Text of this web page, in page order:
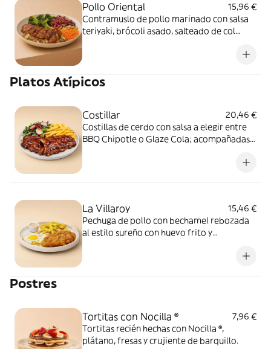
-20ºC, mínimo 24 horas.
Pollo Oriental
15,96 €
Contramuslo de pollo marinado con salsa
teriyaki, brócoli asado, salteado de col
yakiniku.
Platos Atípicos
Costillar
20,46 €
Costillas de cerdo con salsa a elegir entre
BBQ Chipotle o Glaze Cola; acompañadas
La Villaroy
15,46 €
Pechuga de pollo con bechamel rebozada
al estilo sureño con huevo frito y
Postres
Tortitas con Nocilla ®
7,96 €
Tortitas recién hechas con Nocilla ®,
plátano, fresas y crujiente de barquillo.